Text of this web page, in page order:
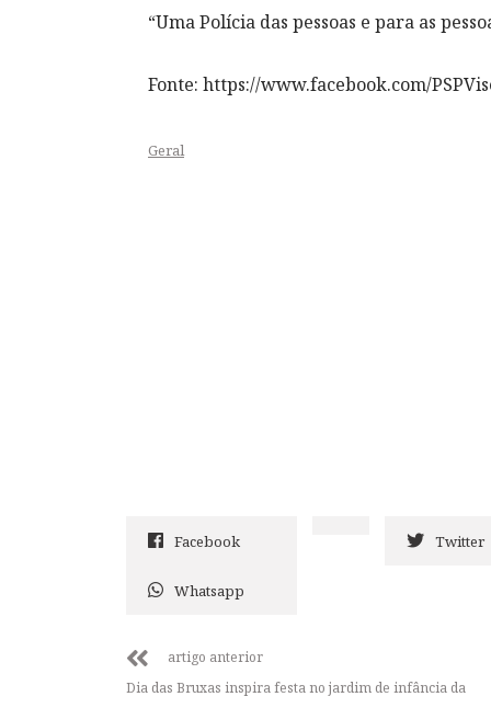
“Uma Polícia das pessoas e para as
Fonte: https://www.facebook.com/
Geral
Facebook Twitter
Whatsapp
artigo anterior
Dia das Bruxas inspira festa no jardim de infância da